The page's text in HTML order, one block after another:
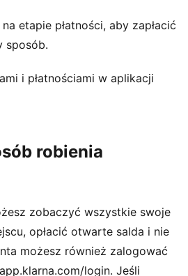
etapie płatności, aby zapłacić
sposób.
i płatnościami w aplikacji
robienia
się w nowym oknie)
zobaczyć wszystkie swoje
opłacić otwarte salda i nie
możesz również zalogować
login. Jeśli